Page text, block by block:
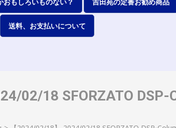
送料、お支払いについて
02/18 SFORZATO